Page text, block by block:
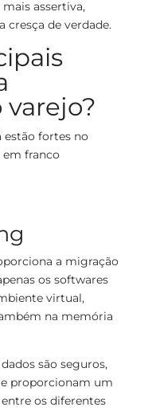
assertiva,
cresça de verdade.
estão fortes no
em franco
a migração
os softwares
virtual,
na memória
são seguros,
proporcionam um
os diferentes